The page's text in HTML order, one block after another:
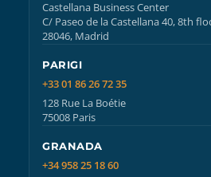
Castellana Business Center
C/ Paseo de la Castellana 40, 8th
28046, Madrid
PARIGI
+33 01 86 26 72 35
128 Rue La Boétie
75008 Paris
GRANADA
+34 958 25 18 60